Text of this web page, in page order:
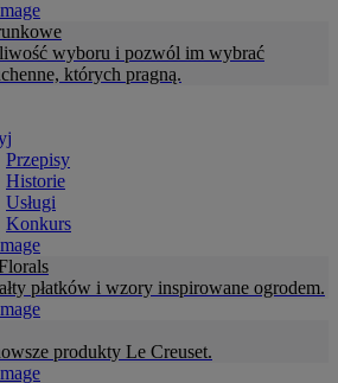
wyboru i pozwól im wybrać
których pragną.
Przepisy
Historie
Usługi
Konkurs
płatków i wzory inspirowane ogrodem.
produkty Le Creuset.